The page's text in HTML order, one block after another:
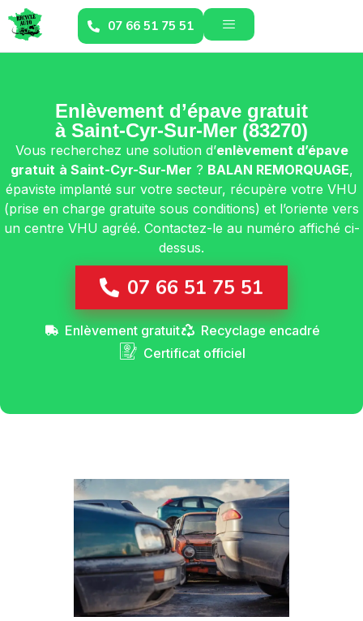
07 66 51 75 51
Enlèvement d’épave gratuit
à Saint-Cyr-Sur-Mer (83270)
Vous recherchez une solution d’enlèvement d’épave
gratuit à Saint-Cyr-Sur-Mer ? BALAN REMORQUAGE,
épaviste implanté sur votre secteur, récupère votre VHU
(prise en charge gratuite sous conditions) et l’oriente vers
un centre VHU agréé. Contactez-le au numéro affiché ci-
dessus.
07 66 51 75 51
Enlèvement gratuit
Recyclage encadré
Certificat officiel